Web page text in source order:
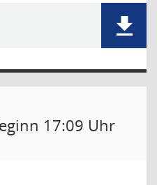
17:09 Uhr